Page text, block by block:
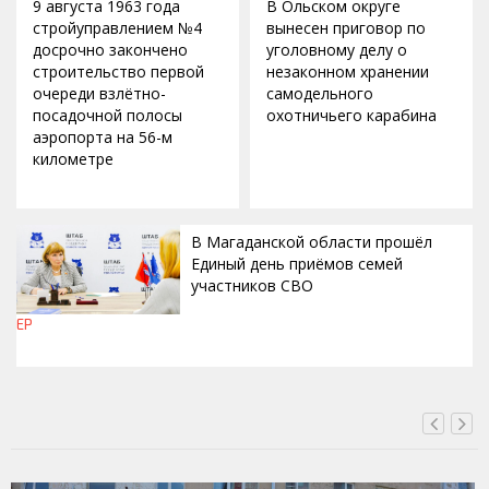
9 августа 1963 года
стройуправлением №4
досрочно закончено
строительство первой
очереди взлётно-
посадочной полосы
аэропорта на 56-м
километре
В Ольском округе
вынесен приговор по
уголовному делу о
незаконном хранении
самодельного
охотничьего карабина
В Магаданской области прошёл
Единый день приёмов семей
участников СВО
ЕР